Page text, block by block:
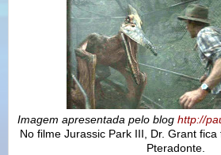
Imagem apresentada pelo blog http://
No filme Jurassic Park III, Dr. Grant
Pteradonte.